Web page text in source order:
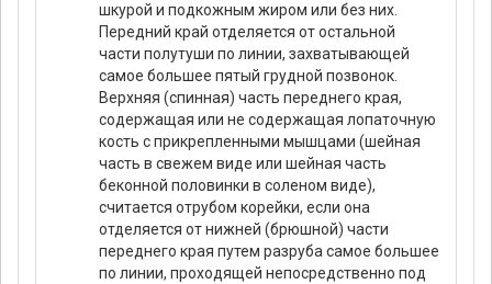
шкурой и подкожным жиром или без них.
Передний край отделяется от остальной
части полутуши по линии, захватывающей
самое большее пятый грудной позвонок.
Верхняя (спинная) часть переднего края,
содержащая или не содержащая лопаточную
кость с прикрепленными мышцами (шейная
часть в свежем виде или шейная часть
беконной половинки в соленом виде),
считается отрубом корейки, если она
отделяется от нижней (брюшной) части
переднего края путем разруба самое большее
по линии, проходящей непосредственно под